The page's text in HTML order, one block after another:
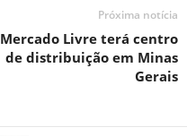
Próxima notícia
Mercado Livre terá centro
de distribuição em Minas
Gerais